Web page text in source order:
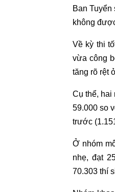
Ban
không
Về kỳ thi
vừa công
tăng rõ rệt
Cụ thể, hai
59.000 so
trước
Ở nhóm
nhẹ, đạt
70.303 thí